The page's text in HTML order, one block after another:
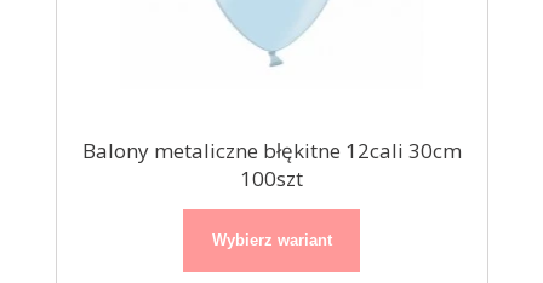
Balony metaliczne błękitne 12cali 30cm
100szt
Wybierz wariant